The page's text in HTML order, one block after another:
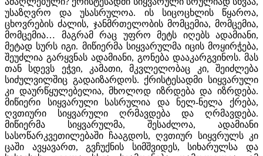
უსაზღვრო და უსასრულოა. ის სიცოცხლის წყაროა,
ცხოვრების ძალის, ჯანმრთელობის მომცემია, მომცემია,
მომცემია… მაგრამ რაც უფრო მეტს იღებს ადამიანი,
მეტად სურს იგი. მიწიერმა სიყვარულმა იცის მოყირჭება,
შეუძლია გარყვნას ადამიანი, გონება დააკარგვინოს. მას
თან სდევს ეჭვი, კამათი, მკვლელობაც კი, შეიძლება
სიძულვილშიც გადაიზარდოს. ქრისტესადმი სიყვარული
კი დაურწყულებელია, მხოლოდ იზრდება და იზრდება.
მიწიერი სიყვარული სასრულია და ნელ-ნელა ქრება,
ღვთიური სიყვარული ღრმავდება და ღრმავდება.
მიწიერმა სიყვარულმა, შესაძლოა, ადამიანი
სასოწარკვეთილებაში ჩააგდოს, ღვთიურ სიყვრულს კი
ცაში ავყავართ, გვჩუქნის სიმშვიდეს, სიხარულსა და